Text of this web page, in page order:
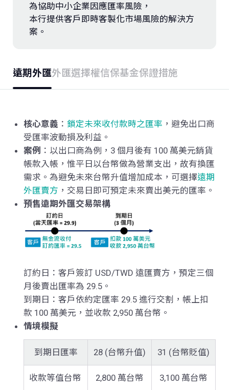
小微企業融資
為協助中小企業因應匯率風險，
本行提供客戶即時客製化市場風險的解決方
案。
遠期外匯外匯選擇權信保基金保證措施
核心意義 ：鎖定未來收付款時之匯率 ，避免出口商
受匯率波動損及利益。
案例 ：以出口商為例，3 個月後有 100 萬美元銷貨
帳款入帳，惟平日以台幣做為營業支出，故有換匯
需求。為避免未來台幣升值增加成本，可選擇遠期
外匯賣方 ，交易日即可預定未來賣出美元的匯率。
預售遠期外匯交易架構
訂約日：客戶簽訂 USD/TWD 遠匯賣方，預定三個
月後賣出匯率為 29.5。
到期日：客戶依約定匯率 29.5 進行交割，帳上扣
款 100 萬美元，並收款 2,950 萬台幣。
情境模擬
到期日匯率 28 (台幣升值) 31 (台幣貶值)
收款等值台幣 2,800 萬台幣 3,100 萬台幣